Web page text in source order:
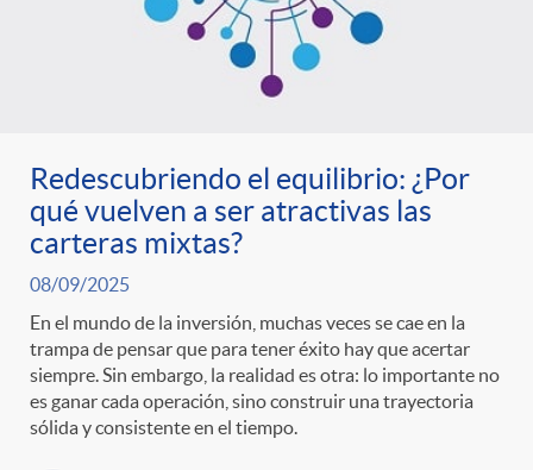
Redescubriendo el equilibrio: ¿Por
qué vuelven a ser atractivas las
carteras mixtas?
08/09/2025
En el mundo de la inversión, muchas veces se cae en la
trampa de pensar que para tener éxito hay que acertar
siempre. Sin embargo, la realidad es otra: lo importante no
es ganar cada operación, sino construir una trayectoria
sólida y consistente en el tiempo.